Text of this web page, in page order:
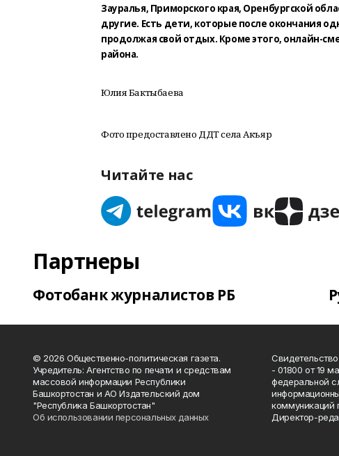
Зауралья, Приморского края, Оренбургской
другие. Есть дети, которые после окончания
продолжая свой отдых. Кроме этого, онлайн-
района.
Юлия Бактыбаева
Фото предоставлено ДДТ села Акъяр
Читайте нас
Партнеры
Фотобанк журналистов РБ
© 2026 Общественно-политическая газета.
Учредитель: Агентство по печати и средствам
массовой информации Республики
Башкортостан и АО Издательский дом
"Республика Башкортостан"
Об использовании персональных данных
- 01800 от 19
федеральной
коммуникаций
Директор-